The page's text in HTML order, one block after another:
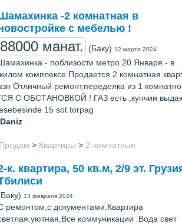
-2 комнатная в
с мебелью !
88000 манат. (Баку) 12 марта 2024
- поблизости метро 20 Января - в
комплексе Продается 2 комнатная
Отличный ремонт,переделка из 1
С ОБСТАНОВКОЙ ! ГАЗ есть ,купчии
15 sot torpag
Daniz
Продам > Квартиры > 2-комнатные
к. квартира, 50 кв.м, 2/9 эт.
13 февраля 2024
ремонтом,с документами,Квартира
коммуникации .Вода свет